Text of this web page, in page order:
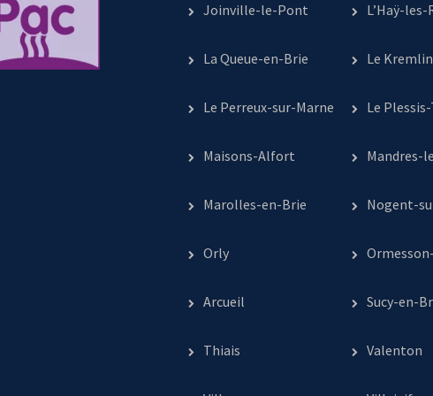
Joinville-le-Pont L’Haÿ-les-
La Queue-en-Brie Le
Le Perreux-sur-Marne Le
Maisons-Alfort Mandres-
Marolles-en-Brie Nogent-
Orly
Arcueil Sucy-en-
Thiais Valenton